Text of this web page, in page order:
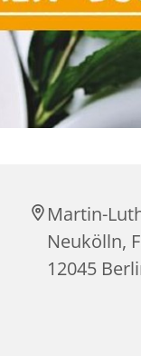
Martin-
Neukölln,
12045